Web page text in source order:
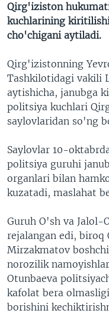
XALQARO HAYOT
VASHINGTON
MOBIL-SALOM!
VIDEO
XABARLAR
FACEBOOK
YOUTUBE
INSTAGRAM
ODNOKLASSNIKI
TELEGRAM
TWITTER
SOUNDCLOUD
INGLIZ TILI DARSLARI
EDITORIAL
Learning English
VOA
Qirg'iziston
kuchlarining
cho'chigani aytiladi.
Qirg'izistonning
Tashkilotidagi vakili
aytishicha, janubga
politsiya kuchlari
saylovlaridan so'ng
Saylovlar 10-
politsiya guruhi
organlari bilan
kuzatadi, maslahat
Guruh O'sh va Jalol-
rejalangan edi, biroq
Mirzakmatov
norozilik
Otunbaeva
kafolat bera
borishini